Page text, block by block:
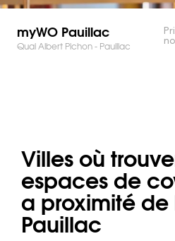
myWO Pauillac
Quai Albert Pichon - Pauillac
Villes où trouver des
espaces de
a proximité
Pauillac